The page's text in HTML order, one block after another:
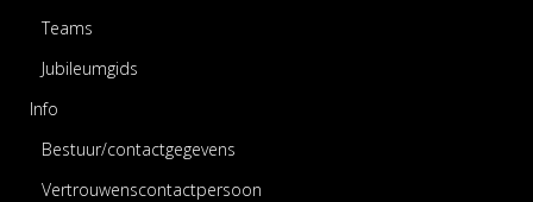
Teams
Jubileumgids
Info
Bestuur/contactgegevens
Vertrouwenscontactpersoon